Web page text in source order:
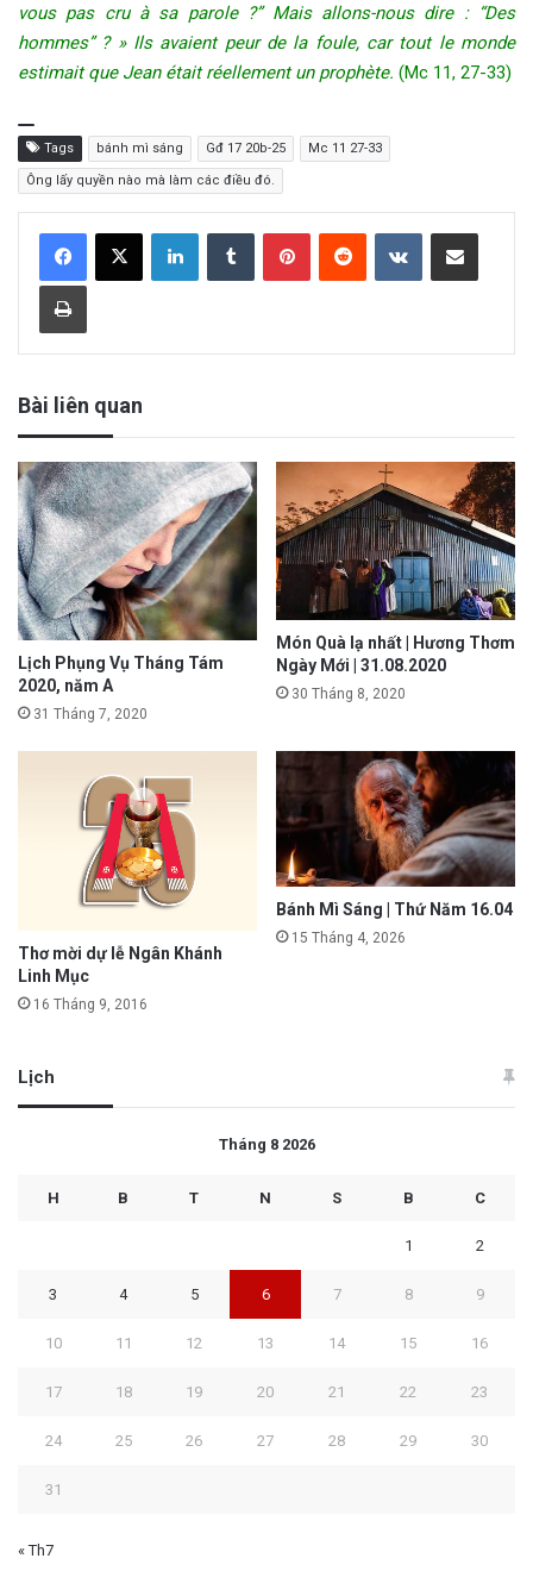
vous pas cru à sa parole ?” Mais allons-nous dire : “Des
hommes” ? » Ils avaient peur de la foule, car tout le monde
estimait que Jean était réellement un prophète. (Mc 11, 27-33)
Tags bánh mì sáng Gđ 17 20b-25 Mc 11 27-33
Ông lấy quyền nào mà làm các điều đó.
Bài liên quan
Lịch Phụng Vụ Tháng Tám
2020, năm A
31 Tháng 7, 2020
Món Quà lạ nhất | Hương Thơm
Ngày Mới | 31.08.2020
30 Tháng 8, 2020
Thơ mời dự lễ Ngân Khánh
Linh Mục
16 Tháng 9, 2016
Bánh Mì Sáng | Thứ Năm 16.04
15 Tháng 4, 2026
Lịch
Tháng 8 2026
H B T N S B C
1 2
3 4 5 6 7 8 9
10 11 12 13 14 15 16
17 18 19 20 21 22 23
24 25 26 27 28 29 30
31
« Th7